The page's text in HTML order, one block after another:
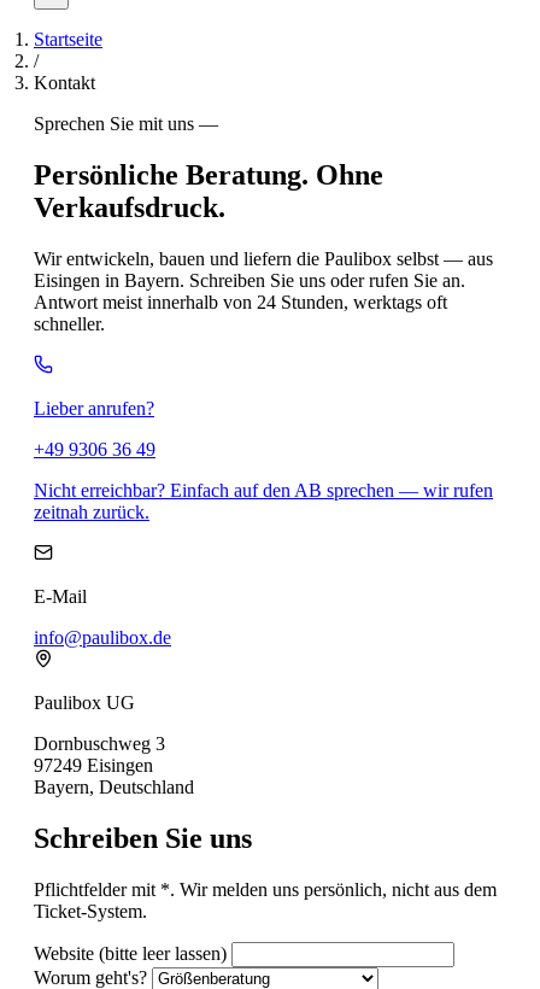
Startseite
/
Kontakt
Sprechen Sie mit uns —
Persönliche Beratung. Ohne
Verkaufsdruck.
Wir entwickeln, bauen und liefern die Paulibox selbst — aus
Eisingen in Bayern. Schreiben Sie uns oder rufen Sie an.
Antwort meist innerhalb von 24 Stunden, werktags oft
schneller.
Lieber anrufen?
+49 9306 36 49
Nicht erreichbar? Einfach auf den AB sprechen — wir rufen
zeitnah zurück.
E-Mail
info@paulibox.de
Paulibox UG
Dornbuschweg 3
97249 Eisingen
Bayern, Deutschland
Schreiben Sie uns
Pflichtfelder mit *. Wir melden uns persönlich, nicht aus dem
Ticket-System.
Website (bitte leer lassen)
Worum geht's?